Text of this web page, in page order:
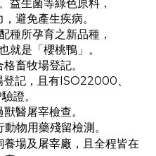
益生菌等綠色原料，
避免產生疾病。
種所孕育之新品種，
就是「櫻桃鴨」。
畜牧場登記。
記，且有ISO22000、
證。
醫屠宰檢查。
物用藥殘留檢測。
場及屠宰廠，且全程皆在